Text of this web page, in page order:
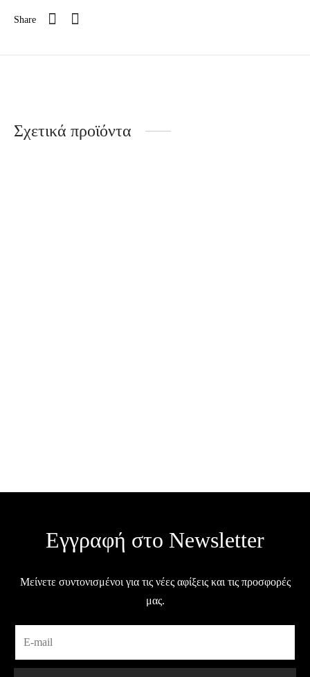
Share
Σχετικά προϊόντα
Εγγραφή στο Newsletter
Μείνετε συντονισμένοι για τις νέες αφίξεις και τις προσφορές
μας.